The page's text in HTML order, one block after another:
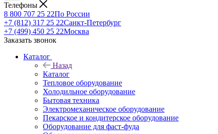
Телефоны
8 800 707 25 22По России
+7 (812) 317 25 22Санкт-Петербург
+7 (499) 450 25 22Москва
Заказать звонок
Каталог
Назад
Каталог
Тепловое оборудование
Холодильное оборудование
Бытовая техника
Электромеханическое оборудование
Пекарское и кондитерское оборудование
Оборудование для фаст-фуда